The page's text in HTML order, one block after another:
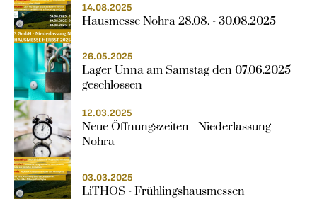
14.08.2025
Hausmesse Nohra 28.08. - 30.08.2025
26.05.2025
Lager Unna am Samstag den 07.06.2025
geschlossen
12.03.2025
Neue Öffnungszeiten - Niederlassung
Nohra
03.03.2025
LiTHOS - Frühlingshausmessen